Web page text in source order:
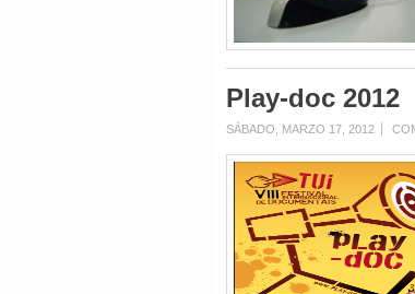
Play-doc 2012
SÁBADO, MARZO 17, 2012